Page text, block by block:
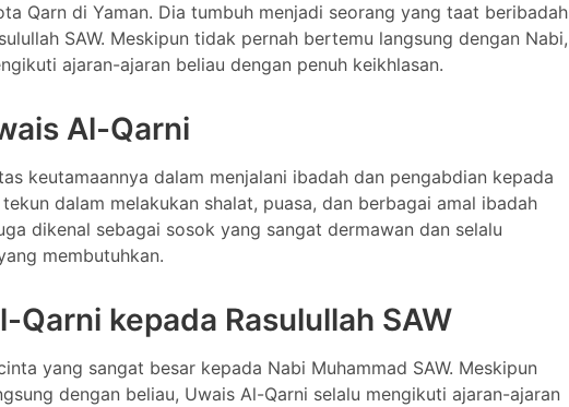
Qarn di Yaman. Dia tumbuh menjadi seorang yang taat beribadah
SAW. Meskipun tidak pernah bertemu langsung dengan Nabi,
ajaran-ajaran beliau dengan penuh keikhlasan.
Al-Qarni
keutamaannya dalam menjalani ibadah dan pengabdian kepada
dalam melakukan shalat, puasa, dan berbagai amal ibadah
dikenal sebagai sosok yang sangat dermawan dan selalu
membutuhkan.
Qarni kepada Rasulullah SAW
yang sangat besar kepada Nabi Muhammad SAW. Meskipun
dengan beliau, Uwais Al-Qarni selalu mengikuti ajaran-ajaran